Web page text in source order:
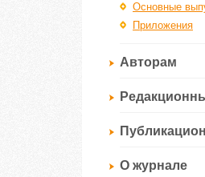
Основные
Приложения
Авторам
О журнале